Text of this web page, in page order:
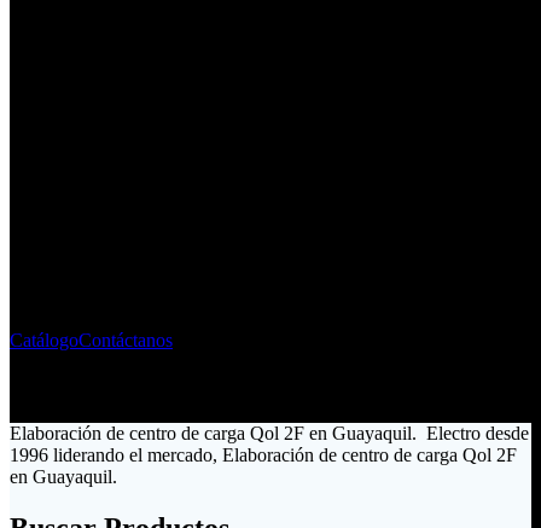
CatálogoContáctanos
Elaboración de centro de carga Qol 2F en Guayaquil. Electro desde
1996 liderando el mercado, Elaboración de centro de carga Qol 2F
en Guayaquil.